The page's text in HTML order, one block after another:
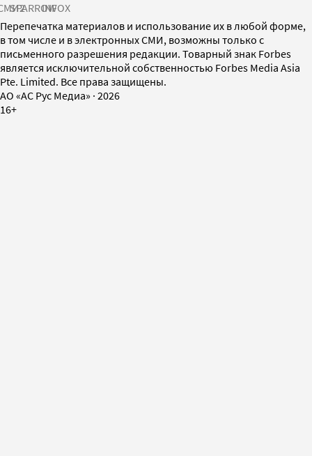
SPARROWINFOX
Перепечатка материалов и использование их в любой форме,
в том числе и в электронных СМИ, возможны только с
письменного разрешения редакции. Товарный знак Forbes
является исключительной собственностью Forbes Media Asia
Pte. Limited. Все права защищены.
AO «АС Рус Медиа» · 2026
16+